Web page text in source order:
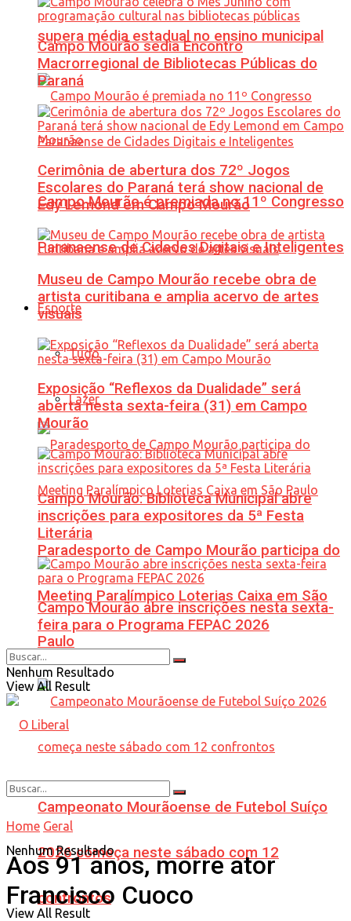
supera média estadual no ensino municipal
Campo Mourão é premiada no 11º Congresso
Paranaense de Cidades Digitais e Inteligentes
Esporte
Tudo
Lazer
Paradesporto de Campo Mourão participa do
Meeting Paralímpico Loterias Caixa em São
Paulo
Campeonato Mourãoense de Futebol Suíço
2026 começa neste sábado com 12
confrontos
Campo Mourão sedia Encontro
Macrorregional de Bibliotecas Públicas do
Paraná
Cerimônia de abertura dos 72º Jogos
Escolares do Paraná terá show nacional de
Edy Lemond em Campo Mourão
Museu de Campo Mourão recebe obra de
artista curitibana e amplia acervo de artes
visuais
Exposição “Reflexos da Dualidade” será
aberta nesta sexta-feira (31) em Campo
Mourão
Campo Mourão: Biblioteca Municipal abre
inscrições para expositores da 5ª Festa
Literária
Campo Mourão abre inscrições nesta sexta-
feira para o Programa FEPAC 2026
Nenhum Resultado
View All Result
Nenhum Resultado
View All Result
Home Geral
Aos 91 anos, morre ator
Francisco Cuoco